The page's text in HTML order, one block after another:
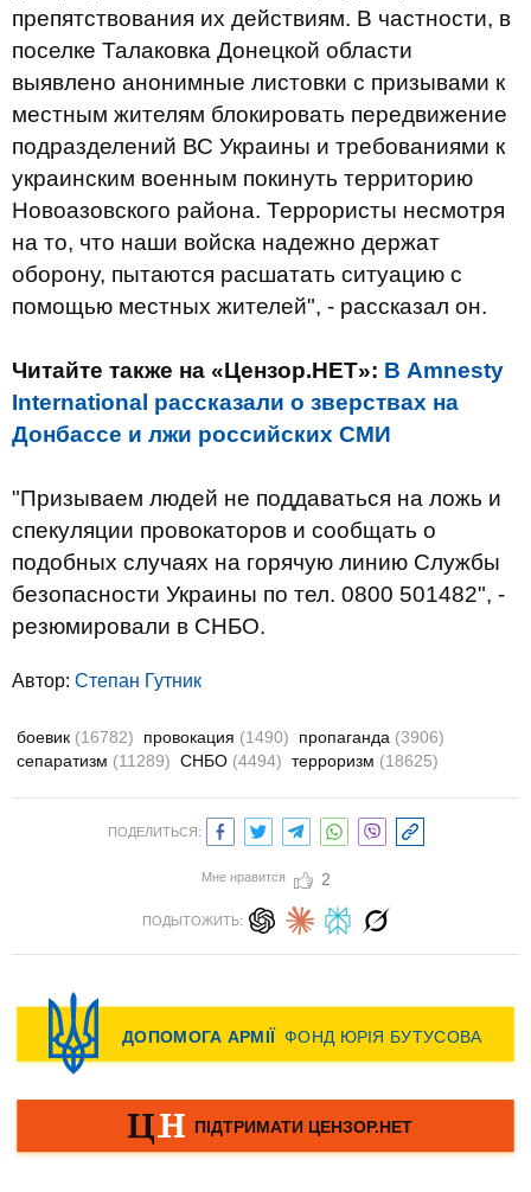
препятствования их действиям. В частности, в
поселке Талаковка Донецкой области
выявлено анонимные листовки с призывами к
местным жителям блокировать передвижение
подразделений ВС Украины и требованиями к
украинским военным покинуть территорию
Новоазовского района. Террористы несмотря
на то, что наши войска надежно держат
оборону, пытаются расшатать ситуацию с
помощью местных жителей", - рассказал он.
Читайте также на «Цензор.НЕТ»: В Amnesty
International рассказали о зверствах на
Донбассе и лжи российских СМИ
"Призываем людей не поддаваться на ложь и
спекуляции провокаторов и сообщать о
подобных случаях на горячую линию Службы
безопасности Украины по тел. 0800 501482", -
резюмировали в СНБО.
Автор: Степан Гутник
боевик (16782) провокация (1490) пропаганда (3906)
сепаратизм (11289) СНБО (4494) терроризм (18625)
ПОДЕЛИТЬСЯ:
Мне нравится 2
ПОДЫТОЖИТЬ: